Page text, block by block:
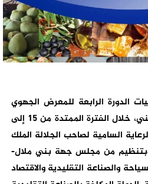
الدورة الرابعة للمعرض الجهوي
للاقتصاد الاجتماعي والتضامني، خلال الفترة الممتدة من 15 إلى
تحت الرعاية السامية لصاحب الجلالة الملك
من مجلس جهة بني ملال-
والصناعة التقليدية والاقتصاد